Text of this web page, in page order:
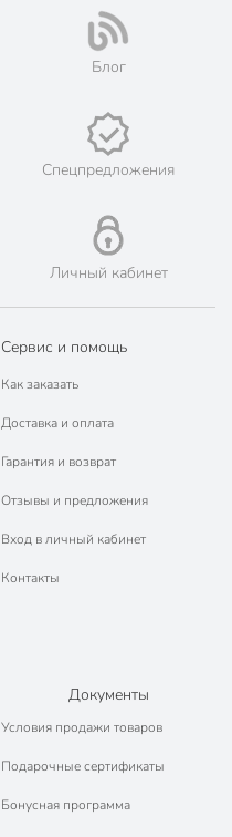
Блог
Спецпредложения
Личный кабинет
Сервис и помощь
Как заказать
Доставка и оплата
Гарантия и возврат
Отзывы и предложения
Вход в личный кабинет
Контакты
Документы
Условия продажи товаров
Подарочные сертификаты
Бонусная программа